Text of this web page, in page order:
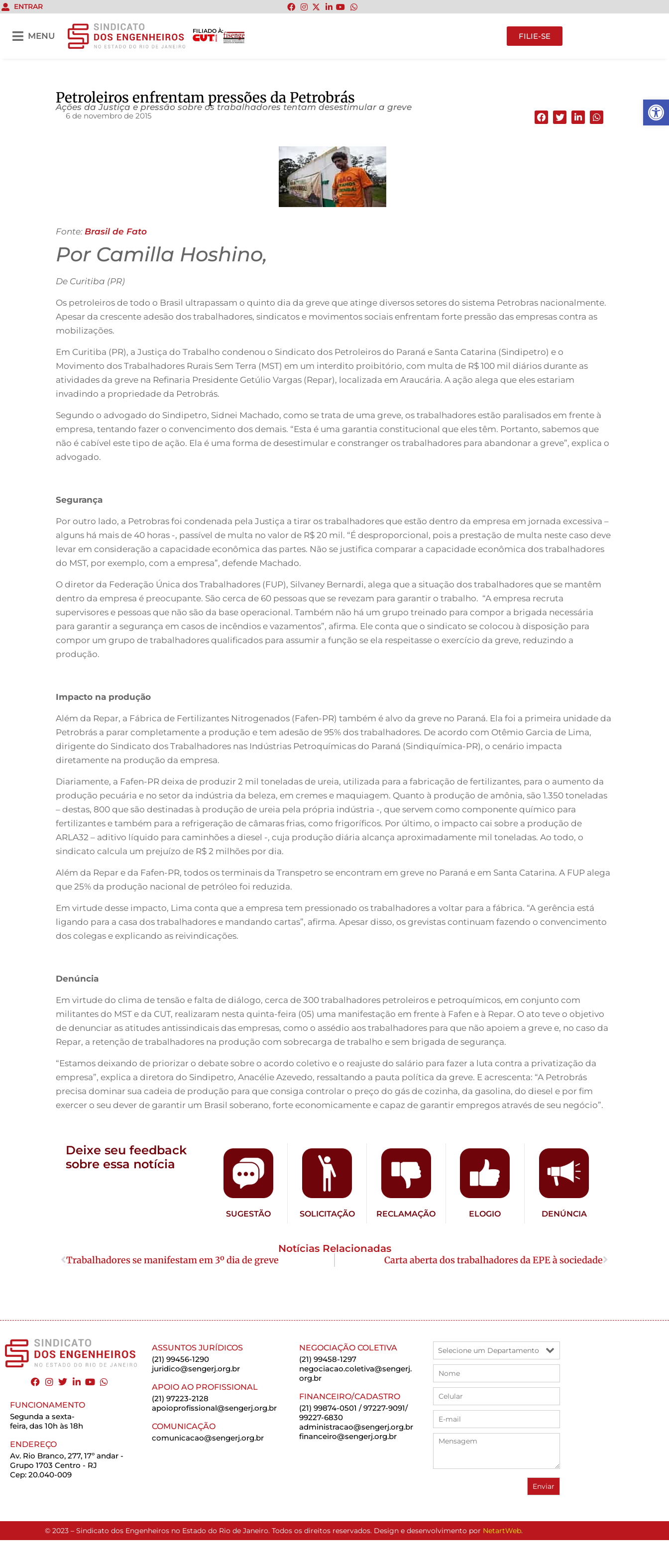
Abrir
ENTRAR
MENU
FILIADO À:
FILIE-SE
Petroleiros enfrentam pressões da Petrobrás
Ações da Justiça e pressão sobre os trabalhadores tentam desestimular a greve
6 de novembro de 2015
Fonte: Brasil de Fato
Por Camilla Hoshino,
De Curitiba (PR)
Os petroleiros de todo o Brasil ultrapassam o quinto dia da greve que atinge diversos setores do sistema Petrobras nacionalmente.
Apesar da crescente adesão dos trabalhadores, sindicatos e movimentos sociais enfrentam forte pressão das empresas contra as
mobilizações.
Em Curitiba (PR), a Justiça do Trabalho condenou o Sindicato dos Petroleiros do Paraná e Santa Catarina (Sindipetro) e o
Movimento dos Trabalhadores Rurais Sem Terra (MST) em um interdito proibitório, com multa de R$ 100 mil diários durante as
atividades da greve na Refinaria Presidente Getúlio Vargas (Repar), localizada em Araucária. A ação alega que eles estariam
invadindo a propriedade da Petrobrás.
Segundo o advogado do Sindipetro, Sidnei Machado, como se trata de uma greve, os trabalhadores estão paralisados em frente à
empresa, tentando fazer o convencimento dos demais. “Esta é uma garantia constitucional que eles têm. Portanto, sabemos que
não é cabível este tipo de ação. Ela é uma forma de desestimular e constranger os trabalhadores para abandonar a greve”, explica o
advogado.
Segurança
Por outro lado, a Petrobras foi condenada pela Justiça a tirar os trabalhadores que estão dentro da empresa em jornada excessiva –
alguns há mais de 40 horas -, passível de multa no valor de R$ 20 mil. “É desproporcional, pois a prestação de multa neste caso deve
levar em consideração a capacidade econômica das partes. Não se justifica comparar a capacidade econômica dos trabalhadores
do MST, por exemplo, com a empresa”, defende Machado.
O diretor da Federação Única dos Trabalhadores (FUP), Silvaney Bernardi, alega que a situação dos trabalhadores que se mantêm
dentro da empresa é preocupante. São cerca de 60 pessoas que se revezam para garantir o trabalho. “A empresa recruta
supervisores e pessoas que não são da base operacional. Também não há um grupo treinado para compor a brigada necessária
para garantir a segurança em casos de incêndios e vazamentos”, afirma. Ele conta que o sindicato se colocou à disposição para
compor um grupo de trabalhadores qualificados para assumir a função se ela respeitasse o exercício da greve, reduzindo a
produção.
Impacto na produção
Além da Repar, a Fábrica de Fertilizantes Nitrogenados (Fafen-PR) também é alvo da greve no Paraná. Ela foi a primeira unidade da
Petrobrás a parar completamente a produção e tem adesão de 95% dos trabalhadores. De acordo com Otêmio Garcia de Lima,
dirigente do Sindicato dos Trabalhadores nas Indústrias Petroquímicas do Paraná (Sindiquímica-PR), o cenário impacta
diretamente na produção da empresa.
Diariamente, a Fafen-PR deixa de produzir 2 mil toneladas de ureia, utilizada para a fabricação de fertilizantes, para o aumento da
produção pecuária e no setor da indústria da beleza, em cremes e maquiagem. Quanto à produção de amônia, são 1.350 toneladas
– destas, 800 que são destinadas à produção de ureia pela própria indústria -, que servem como componente químico para
fertilizantes e também para a refrigeração de câmaras frias, como frigoríficos. Por último, o impacto cai sobre a produção de
ARLA32 – aditivo líquido para caminhões a diesel -, cuja produção diária alcança aproximadamente mil toneladas. Ao todo, o
sindicato calcula um prejuízo de R$ 2 milhões por dia.
Além da Repar e da Fafen-PR, todos os terminais da Transpetro se encontram em greve no Paraná e em Santa Catarina. A FUP alega
que 25% da produção nacional de petróleo foi reduzida.
Em virtude desse impacto, Lima conta que a empresa tem pressionado os trabalhadores a voltar para a fábrica. “A gerência está
ligando para a casa dos trabalhadores e mandando cartas”, afirma. Apesar disso, os grevistas continuam fazendo o convencimento
dos colegas e explicando as reivindicações.
Denúncia
Em virtude do clima de tensão e falta de diálogo, cerca de 300 trabalhadores petroleiros e petroquímicos, em conjunto com
militantes do MST e da CUT, realizaram nesta quinta-feira (05) uma manifestação em frente à Fafen e à Repar. O ato teve o objetivo
de denunciar as atitudes antissindicais das empresas, como o assédio aos trabalhadores para que não apoiem a greve e, no caso da
Repar, a retenção de trabalhadores na produção com sobrecarga de trabalho e sem brigada de segurança.
“Estamos deixando de priorizar o debate sobre o acordo coletivo e o reajuste do salário para fazer a luta contra a privatização da
empresa”, explica a diretora do Sindipetro, Anacélie Azevedo, ressaltando a pauta política da greve. E acrescenta: “A Petrobrás
precisa dominar sua cadeia de produção para que consiga controlar o preço do gás de cozinha, da gasolina, do diesel e por fim
exercer o seu dever de garantir um Brasil soberano, forte economicamente e capaz de garantir empregos através de seu negócio”.
Deixe seu feedback
sobre essa notícia
SUGESTÃO SOLICITAÇÃO RECLAMAÇÃO ELOGIO DENÚNCIA
Notícias Relacionadas
Trabalhadores se manifestam em 3º dia de greve Carta aberta dos trabalhadores da EPE à sociedade
FUNCIONAMENTO
Segunda a sexta-
feira, das 10h às 18h
ENDEREÇO
Av. Rio Branco, 277, 17º andar -
Grupo 1703 Centro - RJ
Cep: 20.040-009
ASSUNTOS JURÍDICOS
(21) 99456-1290
juridico@sengerj.org.br
APOIO AO PROFISSIONAL
(21) 97223-2128
apoioprofissional@sengerj.org.br
COMUNICAÇÃO
comunicacao@sengerj.org.br
NEGOCIAÇÃO COLETIVA
(21) 99458-1297
negociacao.coletiva@sengerj.
org.br
FINANCEIRO/CADASTRO
(21) 99874-0501 / 97227-9091/
99227-6830
administracao@sengerj.org.br
financeiro@sengerj.org.br
© 2023 – Sindicato dos Engenheiros no Estado do Rio de Janeiro. Todos os direitos reservados. Design e desenvolvimento por NetartWeb.